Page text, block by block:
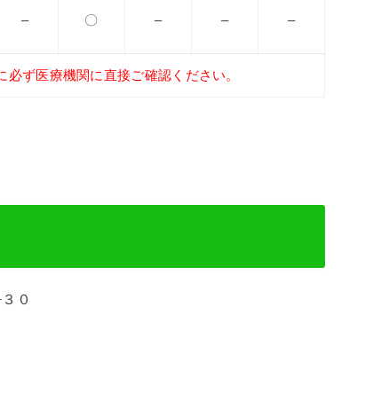
– 〇 – – –
ず医療機関に直接ご確認ください。
０